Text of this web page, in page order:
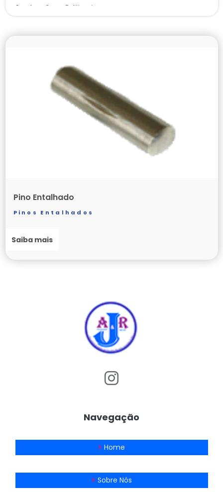
Parafuso Corpo Refiticado
Pinos Entalhados
Posicionadores Pino e Esfera
Roscas Postiças e Acessórios
Pino Entalhado
Pinos Entalhados
Saiba mais
Navegação
Home
Sobre Nós